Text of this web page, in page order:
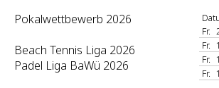
Pokalwettbewerb 2026
Beach Tennis Liga 2026
Padel Liga BaWü 2026
Fr.
Fr.
Fr.
Fr.